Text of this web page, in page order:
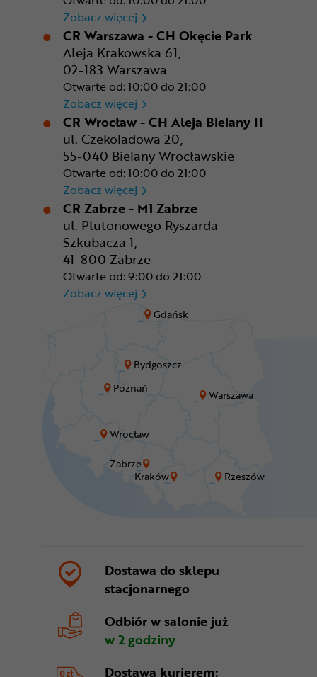
Bydgoszcz
Gdańsk
Kraków
Poznań
Rzeszów
Warszawa
Wrocław
Zabrze
Zobacz więcej CR Rzeszów
CR Warszawa - CH Okęcie Park
Aleja Krakowska 61,
02-183 Warszawa
Otwarte od: 10:00 do 21:00
Zobacz więcej CR Warszawa - CH Okęcie
CR Wrocław - CH Aleja Bielany II
ul. Czekoladowa 20,
55-040 Bielany Wrocławskie
Otwarte od: 10:00 do 21:00
Zobacz więcej CR Wrocław - CH Aleja
CR Zabrze - M1 Zabrze
ul. Plutonowego Ryszarda
Szkubacza 1,
41-800 Zabrze
Otwarte od: 9:00 do 21:00
Zobacz więcej CR Zabrze - M1 Zabrze
Dostawa do sklepu
stacjonarnego
Odbiór w salonie już
w 2 godziny
Dostawa kurierem: